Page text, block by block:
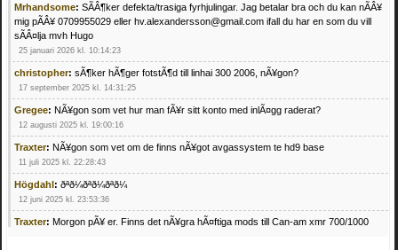
Mrhandsome: SÃÂ¶ker defekta/trasiga fyrhjulingar. Jag betalar bra och du kan nÃÂ¥
mig pÃÂ¥ 0709955029 eller hv.alexandersson@gmail.com ifall du har en som du vill
sÃÂ¤lja mvh Hugo
25 januari 2026 kl. 10:14:23
christopher: sÃ¶ker hÃ¶ger fotstÃ¶d till linhai 300 2006, nÃ¥gon?
17 september 2025 kl. 14:31:25
Gregee: NÃ¥gon som vet hur man fÃ¥r sitt konto med inlÃ¤gg raderat?
12 augusti 2025 kl. 19:00:16
Traxter: NÃ¥gon som vet om de finns nÃ¥got avgassystem te hd9 base
11 juli 2025 kl. 22:28:43
Högdahl: ðªð¼ðªð¼ðªð¼
12 juni 2025 kl. 23:53:36
Traxter: Morgon pÃ¥ er. Finns det nÃ¥gra hÃ¤ftiga mods till Can-am xmr 700/1000